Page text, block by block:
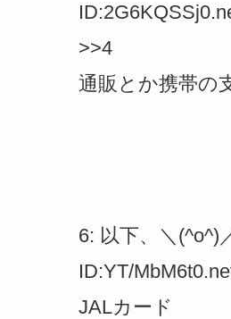
>>4
通販とか携帯の
6: 以下、＼(^o^)
ID:YT/
JALカード